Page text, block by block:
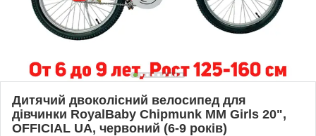
Дитячий двоколісний велосипед для
дівчинки RoyalBaby Chipmunk MM Girls 20",
OFFICIAL UA, червоний (6-9 років)